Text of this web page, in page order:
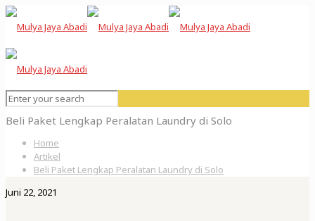
Beli Paket Lengkap Peralatan Laundry di Solo
Home
Artikel
Beli Paket Lengkap Peralatan Laundry di Solo
Juni 22, 2021